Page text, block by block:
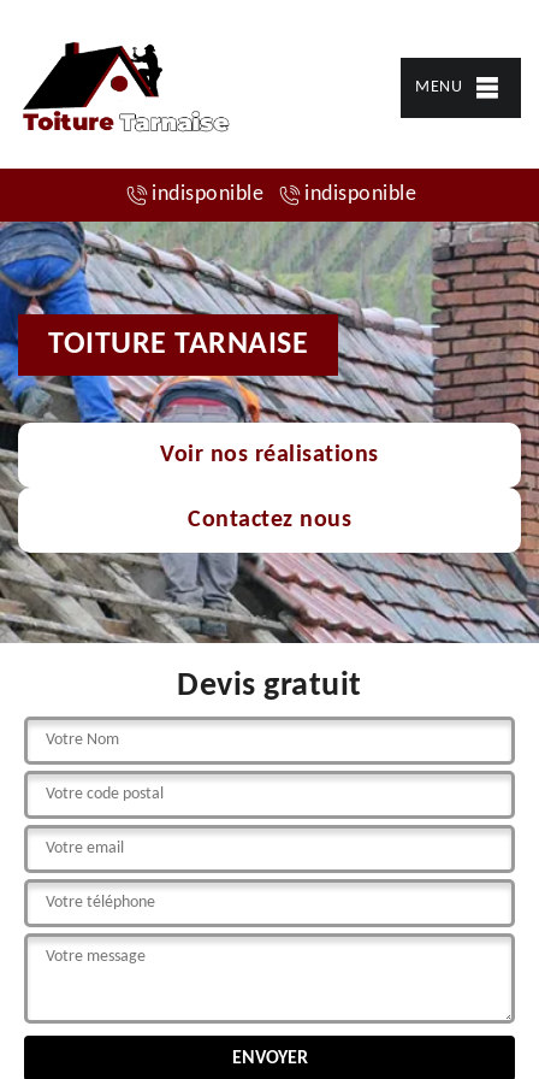
MENU
indisponible indisponible
TOITURE TARNAISE
Voir nos réalisations
Contactez nous
Devis gratuit